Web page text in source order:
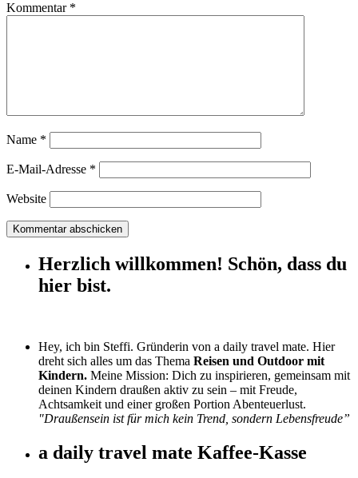
Kommentar *
Name *
E-Mail-Adresse *
Website
Herzlich willkommen! Schön, dass du
hier bist.
Hey, ich bin Steffi. Gründerin von a daily travel mate. Hier
dreht sich alles um das Thema Reisen und Outdoor mit
Kindern. Meine Mission: Dich zu inspirieren, gemeinsam mit
deinen Kindern draußen aktiv zu sein – mit Freude,
Achtsamkeit und einer großen Portion Abenteuerlust.
"Draußensein ist für mich kein Trend, sondern Lebensfreude”
a daily travel mate Kaffee-Kasse